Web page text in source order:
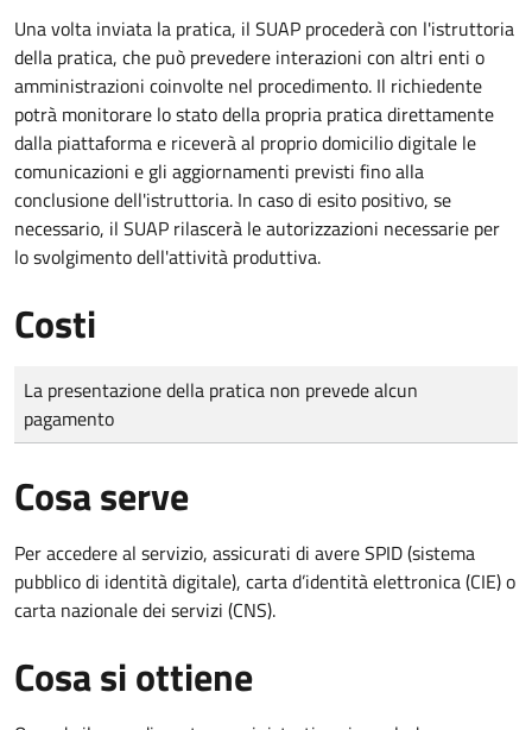
Una volta inviata la pratica, il SUAP procederà con l'istruttoria
della pratica, che può prevedere interazioni con altri enti o
amministrazioni coinvolte nel procedimento. Il richiedente
potrà monitorare lo stato della propria pratica direttamente
dalla piattaforma e riceverà al proprio domicilio digitale le
comunicazioni e gli aggiornamenti previsti fino alla
conclusione dell'istruttoria. In caso di esito positivo, se
necessario, il SUAP rilascerà le autorizzazioni necessarie per
lo svolgimento dell'attività produttiva.
Costi
Tipo di pagamento
Importo
La presentazione della pratica non prevede alcun
pagamento
Cosa serve
Per accedere al servizio, assicurati di avere SPID (sistema
pubblico di identità digitale), carta d’identità elettronica (CIE) o
carta nazionale dei servizi (CNS).
Cosa si ottiene